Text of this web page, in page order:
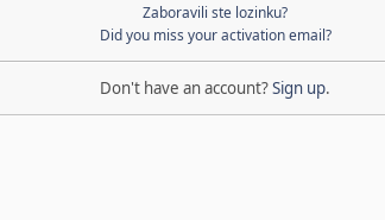
Zaboravili ste lozinku?
Did you miss your activation email?
Don't have an account?Sign up.